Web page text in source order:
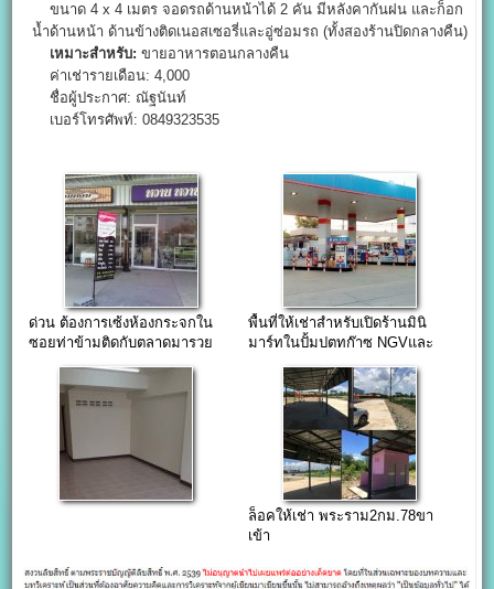
ขนาด 4 x 4 เมตร จอดรถด้านหน้าได้ 2 คัน มีหลังคากันฝน และก็อก
น้ำด้านหน้า ด้านข้างติดเนอสเซอรี่และอู่ซ่อมรถ (ทั้งสองร้านปิดกลางคืน)
เหมาะสำหรับ: ขายอาหารตอนกลางคืน
ค่าเช่ารายเดือน: 4,000
ชื่อผู้ประกาศ: ณัฐนันท์
เบอร์โทรศัพท์: 0849323535
ด่วน ต้องการเซ้งห้องกระจกใน
ซอยท่าข้ามติดกับตลาดมารวย
พื้นที่ให้เช่าสำหรับเปิดร้านมินิ
มาร์ทในปั้มปตทก๊าซ NGVและ
ล็อคให้เช่า พระราม2กม.78ขา
เข้า